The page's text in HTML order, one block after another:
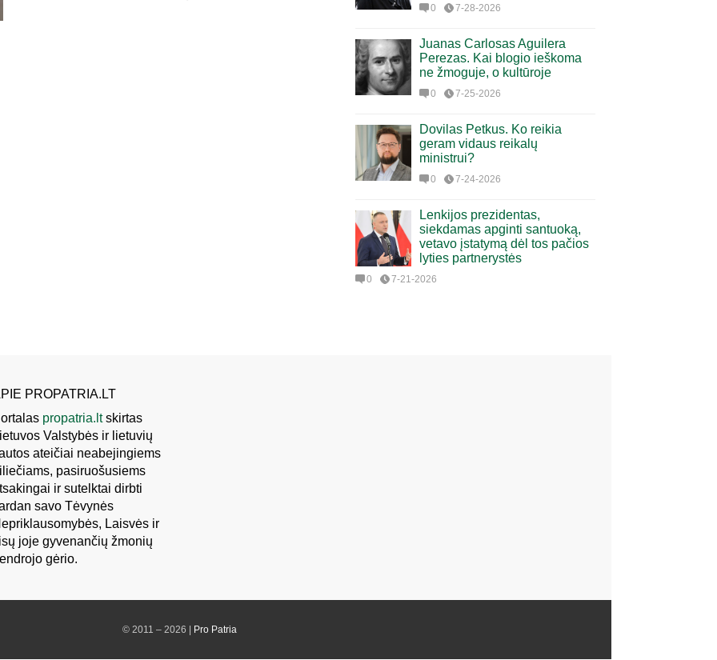
0 7-28-2026
Juanas Carlosas Aguilera
Perezas. Kai blogio ieškoma
ne žmoguje, o kultūroje
0 7-25-2026
Dovilas Petkus. Ko reikia
geram vidaus reikalų
ministrui?
0 7-24-2026
Lenkijos prezidentas,
siekdamas apginti santuoką,
vetavo įstatymą dėl tos pačios
lyties partnerystės
0 7-21-2026
PROPATRIA.LT
propatria.ltskirtas
Valstybės ir lietuvių
ateičiai neabejingiems
pasiruošusiems
ir sutelktai dirbti
savo Tėvynės
Laisvės ir
joje gyvenančių žmonių
gėrio.
© 2011 – 2026 | Pro Patria